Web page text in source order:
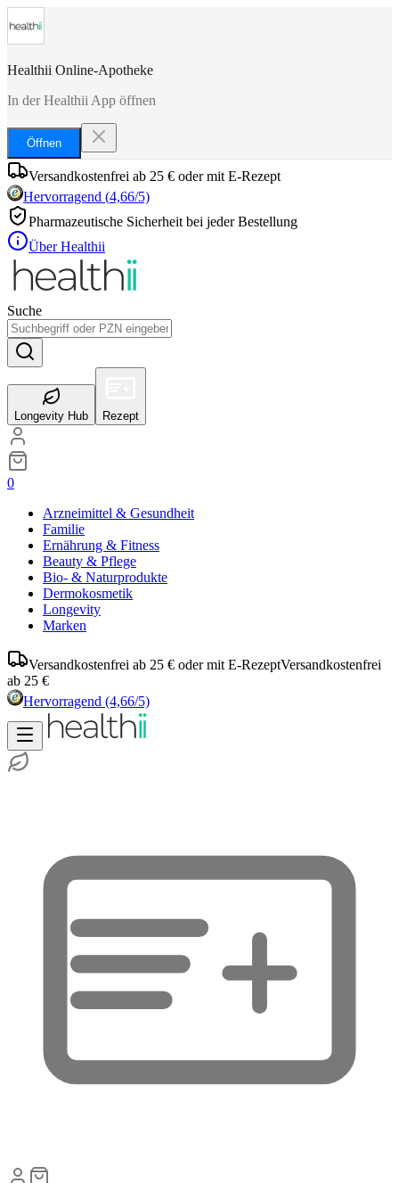
Healthii Online-Apotheke
In der Healthii App öffnen
Öffnen
Versandkostenfrei ab 25 € oder mit E-Rezept
Hervorragend (4,66/5)
Pharmazeutische Sicherheit bei jeder Bestellung
Über Healthii
Suche
Longevity Hub Rezept
0
Arzneimittel & Gesundheit
Familie
Ernährung & Fitness
Beauty & Pflege
Bio- & Naturprodukte
Dermokosmetik
Longevity
Marken
Versandkostenfrei ab 25 € oder mit E-RezeptVersandkostenfrei
ab 25 €
Hervorragend (4,66/5)